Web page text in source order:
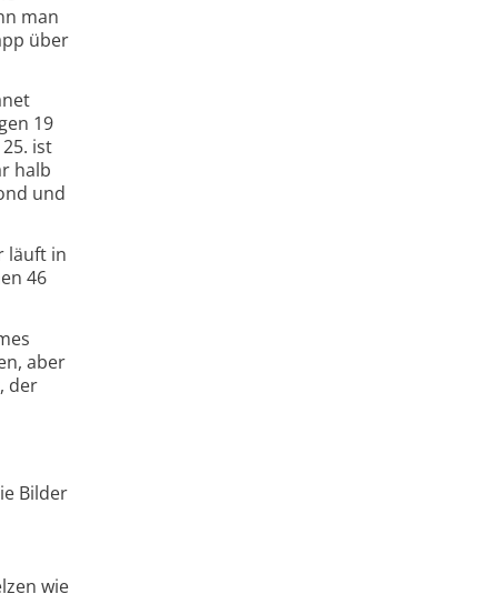
man
über
19
ist
halb
und
läuft in
46
aber
der
Bilder
wie